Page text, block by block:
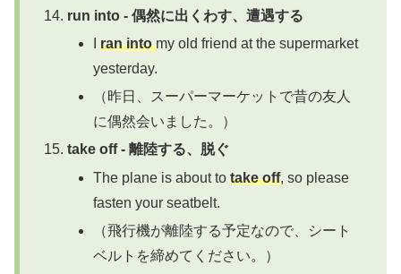
run into - 偶然に出くわす、遭遇する
Iran intomy old friend at the supermarket
yesterday.
（昨日、スーパーマーケットで昔の友人
に偶然会いました。）
take off - 離陸する、脱ぐ
The plane is about totake off, so please
fasten your seatbelt.
（飛行機が離陸する予定なので、シート
ベルトを締めてください。）